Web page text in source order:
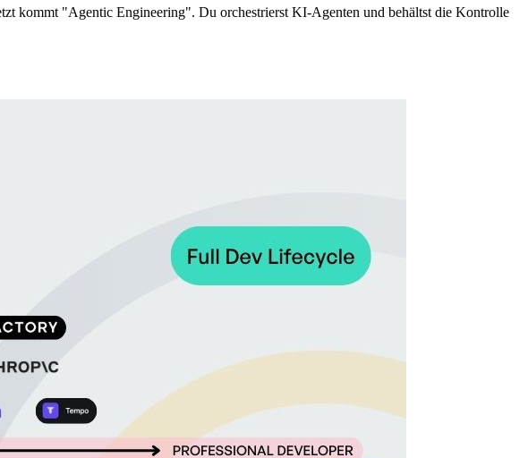
kommt "Agentic Engineering". Du orchestrierst KI-Agenten und behältst die Kontrolle